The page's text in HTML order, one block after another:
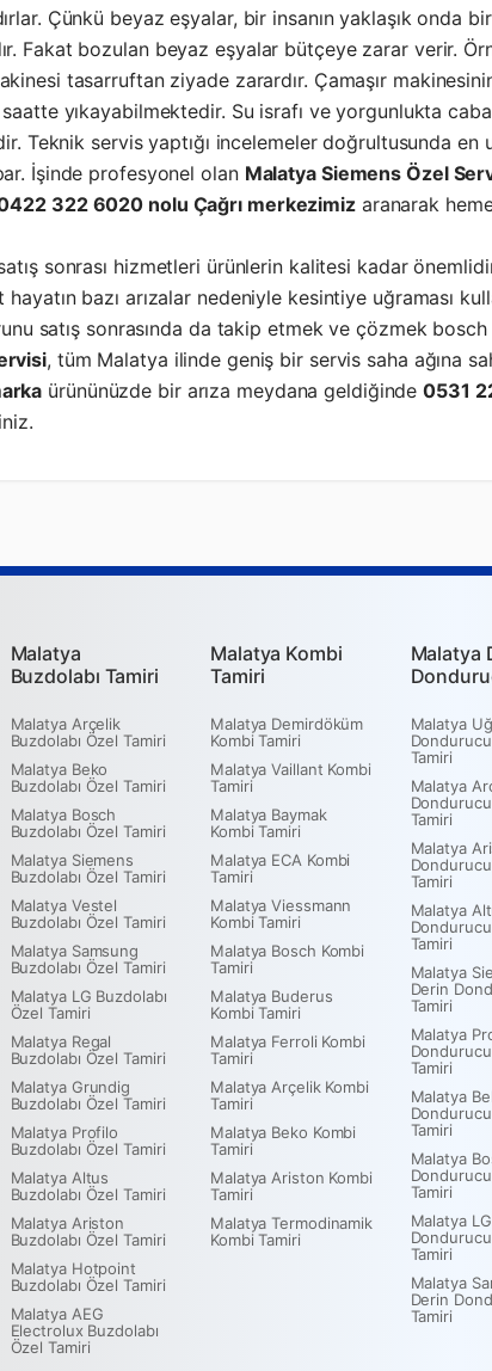
Çünkü beyaz eşyalar, bir insanın yaklaşık
Fakat bozulan beyaz eşyalar bütçeye zarar verir.
tasarruftan ziyade zarardır. Çamaşır
yıkayabilmektedir. Su israfı ve yorgunlukta
Teknik servis yaptığı incelemeler doğrultusunda en
İşinde profesyonel olan Malatya Siemens Özel
322 6020 nolu Çağrı merkezimizaranarak
sonrası hizmetleri ürünlerin kalitesi kadar
bazı arızalar nedeniyle kesintiye uğraması
satış sonrasında da takip etmek ve çözmek bosch
, tüm Malatya ilinde geniş bir servis saha ağına
ürününüzde bir arıza meydana geldiğinde0531
Malatya
Buzdolabı Tamiri
Malatya Arçelik
Buzdolabı Özel Tamiri
Malatya Beko
Buzdolabı Özel Tamiri
Malatya Bosch
Buzdolabı Özel Tamiri
Malatya Siemens
Buzdolabı Özel Tamiri
Malatya Vestel
Buzdolabı Özel Tamiri
Malatya Samsung
Buzdolabı Özel Tamiri
Malatya LG Buzdolabı
Özel Tamiri
Malatya Regal
Buzdolabı Özel Tamiri
Malatya Grundig
Buzdolabı Özel Tamiri
Malatya Profilo
Buzdolabı Özel Tamiri
Malatya Altus
Buzdolabı Özel Tamiri
Malatya Ariston
Buzdolabı Özel Tamiri
Malatya Hotpoint
Buzdolabı Özel Tamiri
Malatya AEG
Electrolux Buzdolabı
Özel Tamiri
Malatya Kombi
Tamiri
Malatya Demirdöküm
Kombi Tamiri
Malatya Vaillant Kombi
Tamiri
Malatya Baymak
Kombi Tamiri
Malatya ECA Kombi
Tamiri
Malatya Viessmann
Kombi Tamiri
Malatya Bosch Kombi
Tamiri
Malatya Buderus
Kombi Tamiri
Malatya Ferroli Kombi
Tamiri
Malatya Arçelik Kombi
Tamiri
Malatya Beko Kombi
Tamiri
Malatya Ariston Kombi
Tamiri
Malatya Termodinamik
Kombi Tamiri
Malatya
Malatya
Tamiri
Malatya
Tamiri
Malatya
Tamiri
Malatya
Tamiri
Malatya
Derin
Tamiri
Malatya
Tamiri
Malatya
Tamiri
Malatya
Tamiri
Malatya
Tamiri
Malatya
Derin
Tamiri